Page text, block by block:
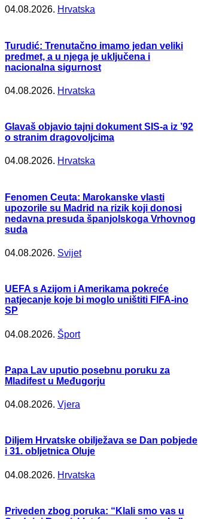
04.08.2026. Hrvatska
Turudić: Trenutačno imamo jedan veliki
predmet, a u njega je uključena i
nacionalna sigurnost
04.08.2026. Hrvatska
Glavaš objavio tajni dokument SIS-a iz ’92
o stranim dragovoljcima
04.08.2026. Hrvatska
Fenomen Ceuta: Marokanske vlasti
upozorile su Madrid na rizik koji donosi
nedavna presuda španjolskoga Vrhovnog
suda
04.08.2026. Svijet
UEFA s Azijom i Amerikama pokreće
natjecanje koje bi moglo uništiti FIFA-ino
SP
04.08.2026. Šport
Papa Lav uputio posebnu poruku za
Mladifest u Međugorju
04.08.2026. Vjera
Diljem Hrvatske obilježava se Dan pobjede
i 31. obljetnica Oluje
04.08.2026. Hrvatska
Priveden zbog poruka: “Klali smo vas u